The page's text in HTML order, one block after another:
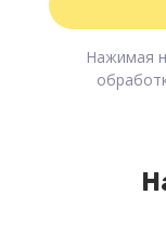
Нажимая